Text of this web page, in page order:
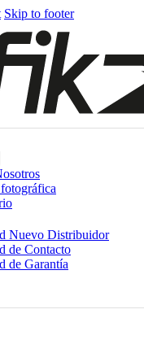
Skip to footer
Nuevo Distribuidor
de Contacto
de Garantía